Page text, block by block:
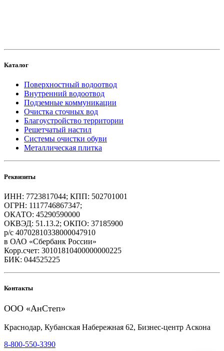
Каталог
Поверхностный водоотвод
Внутренний водоотвод
Подземные коммуникации
Очистка сточных вод
Благоустройство территории
Решетчатый настил
Системы очистки обуви
Металлическая плитка
Реквизиты
ИНН: 7723817044; КПП: 502701001
ОГРН: 1117746867347;
ОКАТО: 45290590000
ОКВЭД: 51.13.2; ОКПО: 37185900
р/с 40702810338000047910
в ОАО «Сбербанк России»
Корр.счет: 30101810400000000225
БИК: 044525225
Контакты
ООО «АнСтеп»
Краснодар, Кубанская Набережная 62, Бизнес-центр Аскона
8-800-550-3390